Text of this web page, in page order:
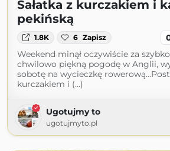
Sałatka z kurczakiem i
pekińską
1.8K 6 Zapisz
Weekend minął oczywiście za
chwilowo piękną pogodę w Anglii,
sobotę na wycieczkę rowerową...Post
kurczakiem i (...)
Ugotujmy to
ugotujmyto.pl